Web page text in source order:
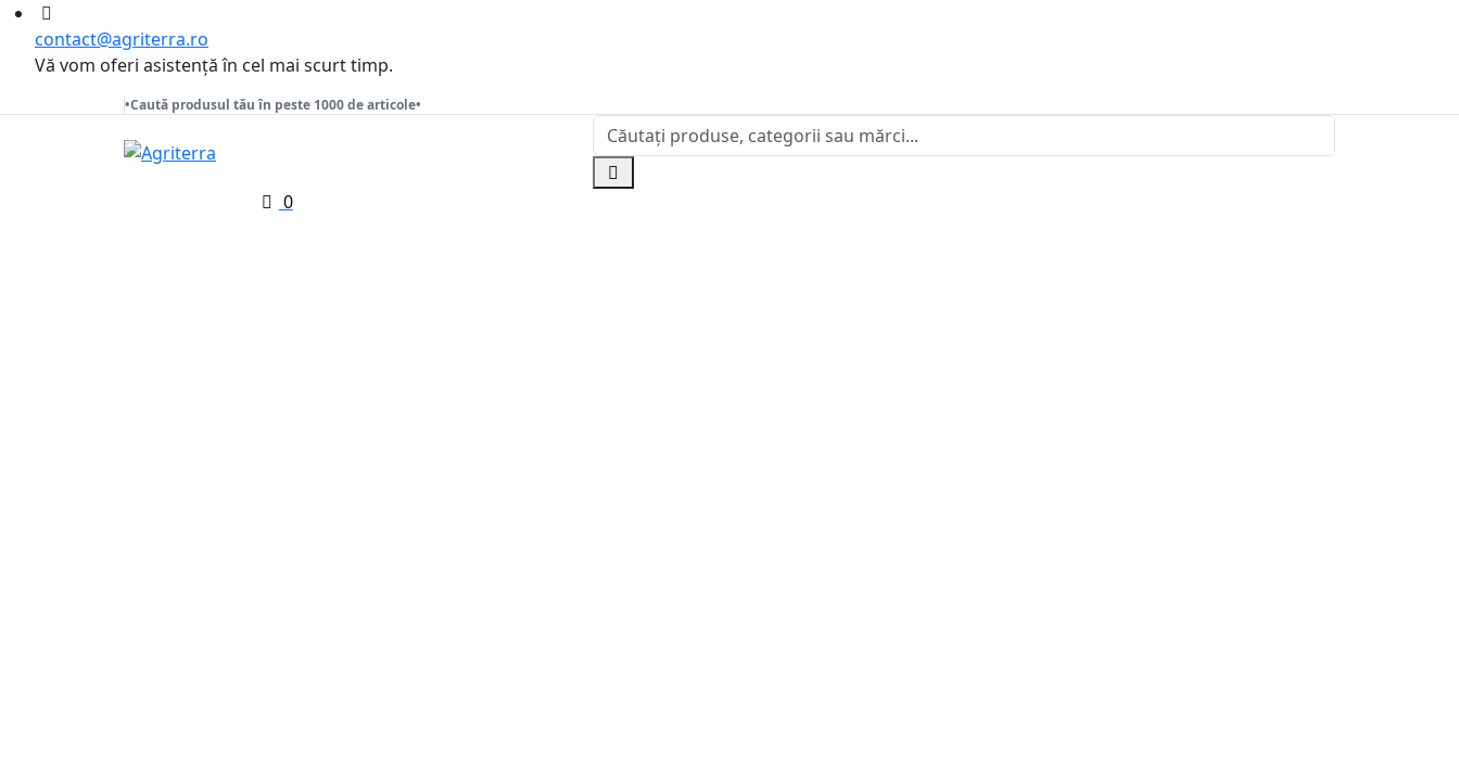
contact@agriterra.ro
Vă vom oferi asistență în cel mai scurt timp.
•Caută produsul tău în peste 1000 de articole•
0